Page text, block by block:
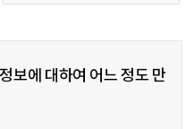
보에 대하여 어느 정도 만